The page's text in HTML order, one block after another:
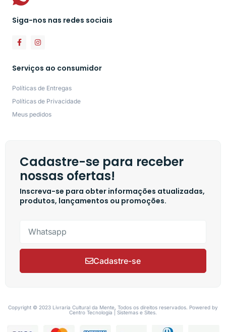
Siga-nos nas redes sociais
Serviços ao consumidor
Políticas de Entregas
Políticas de Privacidade
Meus pedidos
Cadastre-se para receber
nossas ofertas!
Inscreva-se para obter informações atualizadas,
produtos, lançamentos ou promoções.
Cadastre-se
Copyright © 2023 Livraria Cultural da Mente, Todos os direitos reservados. Powered by
Centro Tecnologia | Sistemas e Sites.